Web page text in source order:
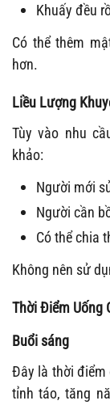
Khuấy đều
Có thể thêm
hơn.
Liều Lượng
Tùy vào nhu
khảo:
Người mới
Người cần
Có thể chia
Không nên sử
Thời Điểm Uống
Buổi sáng
Đây là thời điểm
tỉnh táo, tăng